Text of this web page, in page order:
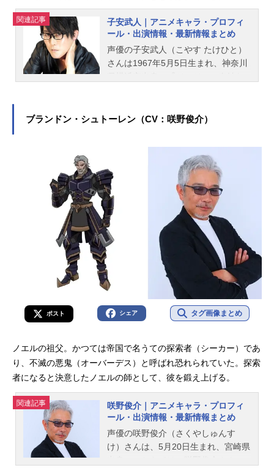
関連記事
子安武人｜アニメキャラ・プロフィ
ール・出演情報・最新情報まとめ
声優の子安武人（こやす たけひと）
さんは1967年5月5日生まれ、神奈川
ど、人気作品のキャラクターを多く
ブランドン・シュトーレン（CV：咲野俊介）
ポスト シェア タグ画像まとめ
ノエルの祖父。かつては帝国で名うての探索者（シーカー）であ
り、不滅の悪鬼（オーバーデス）と呼ばれ恐れられていた。探索
者になると決意したノエルの師として、彼を鍛え上げる。
関連記事
咲野俊介｜アニメキャラ・プロフィ
ール・出演情報・最新情報まとめ
声優の咲野俊介（さくやしゅんす
け）さんは、5月20日生まれ、宮崎県